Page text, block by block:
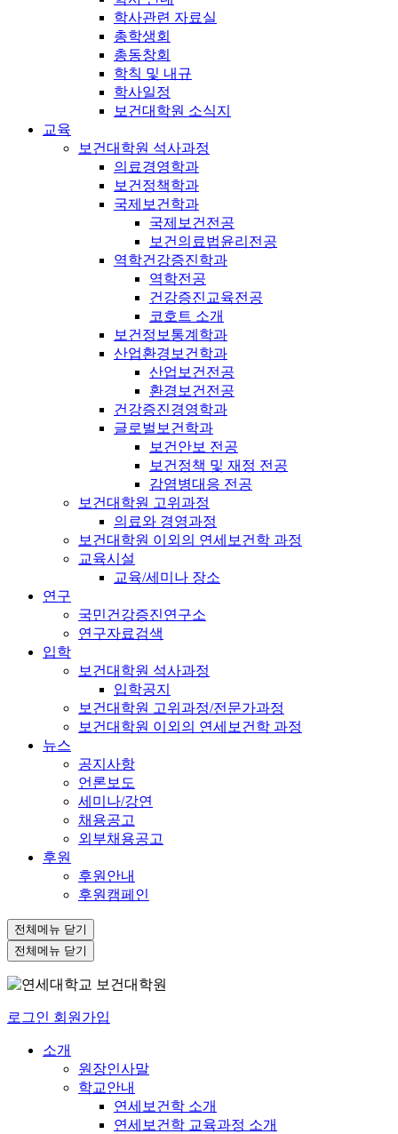
학사관련 자료실
총학생회
총동창회
학칙 및 내규
학사일정
보건대학원 소식지
교육
보건대학원 석사과정
의료경영학과
보건정책학과
국제보건학과
국제보건전공
보건의료법윤리전공
역학건강증진학과
역학전공
건강증진교육전공
코호트 소개
보건정보통계학과
산업환경보건학과
산업보건전공
환경보건전공
건강증진경영학과
글로벌보건학과
보건안보 전공
보건정책 및 재정 전공
감염병대응 전공
보건대학원 고위과정
의료와 경영과정
보건대학원 이외의 연세보건학 과정
교육시설
교육/세미나 장소
연구
국민건강증진연구소
연구자료검색
입학
보건대학원 석사과정
입학공지
보건대학원 고위과정/전문가과정
보건대학원 이외의 연세보건학 과정
뉴스
공지사항
언론보도
세미나/강연
채용공고
외부채용공고
후원
후원안내
후원캠페인
전체메뉴 닫기
전체메뉴 닫기
로그인 회원가입
소개
원장인사말
학교안내
연세보건학 소개
연세보건학 교육과정 소개